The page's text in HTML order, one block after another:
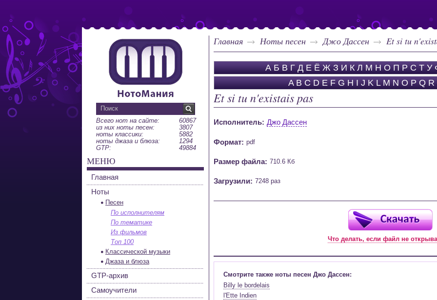
Главная Ноты песен Джо Дассен Et si tu
А Б В Г Д Е Ё Ж З И К Л М Н О П Р С Т У
A B C D E F G H I J K L M N O P Q R
Et si tu n'existais pas
Исполнитель: Джо Дассен
Формат: pdf
Размер файла: 710.6 Кб
Загрузили: 7248 раз
Что делать, если файл не
Смотрите также ноты песен Джо Дассен:
Billy le bordelais
l'Ette Indien
Всего нот на сайте:
60867
из них ноты песен:
3807
ноты классики:
5882
ноты джаза и блюза:
1294
GTP:
49884
МЕНЮ
Главная
Ноты
Песен
По исполнителям
По тематике
Из фильмов
Топ 100
Классической музыки
Джаза и блюза
GTP-архив
Самоучители